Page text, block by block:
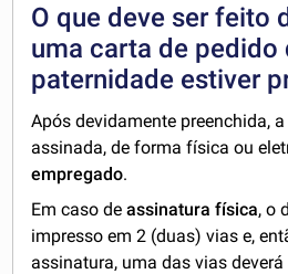
O que deve ser feito
uma carta de pedido
paternidade estiver
Após devidamente preenchida,
assinada, de forma física ou
empregado.
Em caso deassinatura física, o
impresso em 2 (duas) vias e,
assinatura, uma das vias deverá